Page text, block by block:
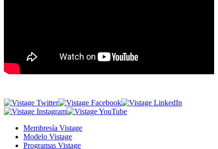
Membresía Vistage
Modelo Vistage
Programas Vistage